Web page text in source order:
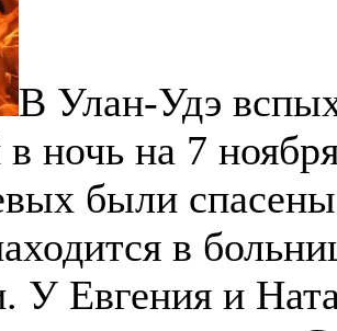
В Улан-Удэ
ночь на 7
были
в
У Евгения и